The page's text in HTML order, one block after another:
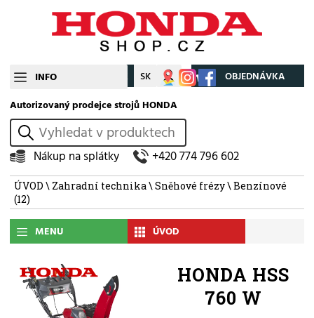
INFO CZ SK Můj účet OBJEDNÁVKA
Autorizovaný prodejce strojů HONDA
vyhledat
Nákup na splátky +420 774 796 602
ÚVOD \ Zahradní technika\Sněhové frézy\Benzínové
(12)
MENU ÚVOD
HONDA HSS
760 W